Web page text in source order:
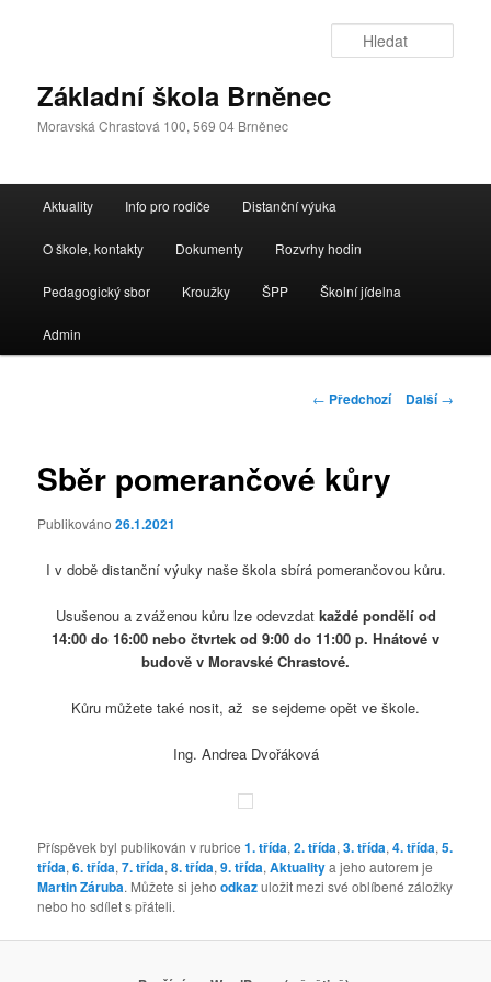
Základní škola Brněnec
Moravská Chrastová 100, 569 04 Brněnec
navigační
Aktuality Info pro rodiče Distanční výuka
O škole, kontakty Dokumenty Rozvrhy hodin
Pedagogický sbor Kroužky ŠPP Školní jídelna
Admin
Navigace
← Předchozí Další→
Sběr pomerančové kůry
Publikováno26.1.2021
I v době distanční výuky naše škola sbírá pomerančovou kůru.
Usušenou a zváženou kůru lze odevzdat každé pondělí od
14:00 do 16:00 nebo čtvrtek od 9:00 do 11:00 p. Hnátové v
budově v Moravské Chrastové.
Kůru můžete také nosit, až se sejdeme opět ve škole.
Ing. Andrea Dvořáková
Příspěvek byl publikován v rubrice1. třída,2. třída,3. třída,4. třída,5.
třída,6. třída,7. třída,8. třída,9. třída,Aktualitya jeho autorem je
Martin Záruba. Můžete si jehoodkazuložit mezi své oblíbené záložky
nebo ho sdílet s přáteli.